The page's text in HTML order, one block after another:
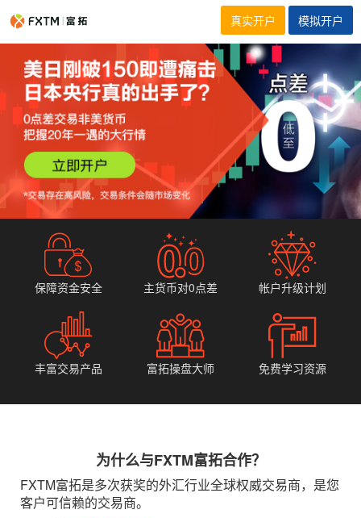
真实开户 模拟开户
保障资金安全 主货币对0点差 帐户升级计划
丰富交易产品 富拓操盘大师 免费学习资源
为什么与FXTM富拓合作？
FXTM富拓是多次获奖的外汇行业全球权威交易商，是您
客户可信赖的交易商。